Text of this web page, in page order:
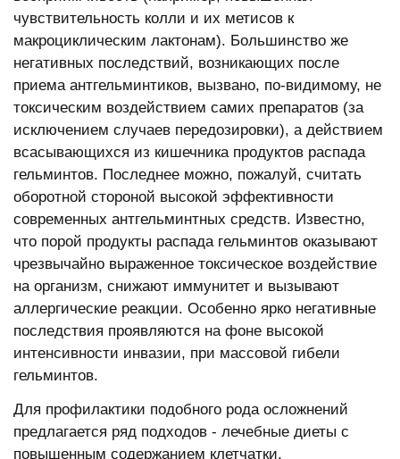
чувствительность колли и их метисов к
макроциклическим лактонам). Большинство же
негативных последствий, возникающих после
приема антгельминтиков, вызвано, по-видимому, не
токсическим воздействием самих препаратов (за
исключением случаев передозировки), а действием
всасывающихся из кишечника продуктов распада
гельминтов. Последнее можно, пожалуй, считать
оборотной стороной высокой эффективности
современных антгельминтных средств. Известно,
что порой продукты распада гельминтов оказывают
чрезвычайно выраженное токсическое воздействие
на организм, снижают иммунитет и вызывают
аллергические реакции. Особенно ярко негативные
последствия проявляются на фоне высокой
интенсивности инвазии, при массовой гибели
гельминтов.
Для профилактики подобного рода осложнений
предлагается ряд подходов - лечебные диеты с
повышенным содержанием клетчатки,